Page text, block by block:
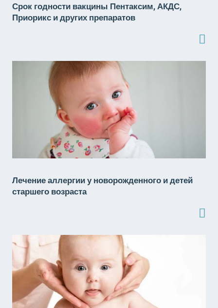
Срок годности вакцины Пентаксим, АКДС,
Приорикс и других препаратов
Лечение аллергии у новорожденного и детей
старшего возраста